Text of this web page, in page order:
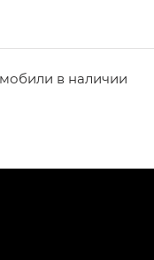
в наличии